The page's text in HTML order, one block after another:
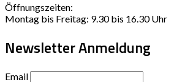
Öffnungszeiten:
Montag bis Freitag: 9.30 bis 16.30 Uhr
Newsletter Anmeldung
Email